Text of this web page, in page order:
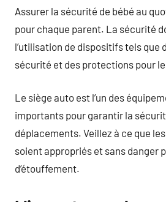
Assurer la sécurité de bébé au
pour chaque parent. La sécurité
l’utilisation de dispositifs tels que
sécurité et des protections pour
Le siège auto est l’un des
importants pour garantir la
déplacements. Veillez à ce que
soient appropriés et sans danger
d’étouffement.